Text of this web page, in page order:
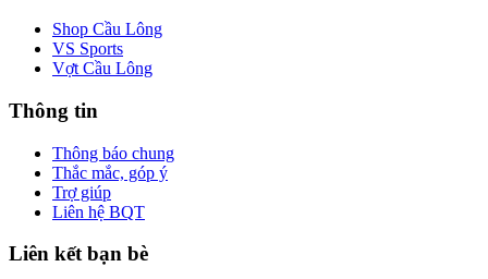
Shop Cầu Lông
VS Sports
Vợt Cầu Lông
Thông tin
Thông báo chung
Thắc mắc, góp ý
Trợ giúp
Liên hệ BQT
Liên kết bạn bè